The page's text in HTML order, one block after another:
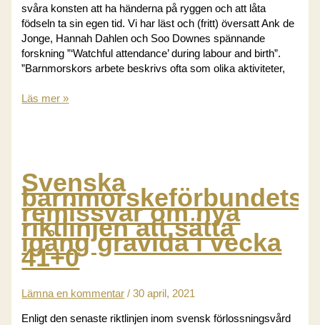
svåra konsten att ha händerna på ryggen och att låta
födseln ta sin egen tid. Vi har läst och (fritt) översatt Ank de
Jonge, Hannah Dahlen och Soo Downes spännande
forskning ”‘Watchful attendance’ during labour and birth”.
”Barnmorskors arbete beskrivs ofta som olika aktiviteter,
Barnmorskans
Läs mer »
Svenska
barnmorskeförbundets
remissvar om nya
riktlinjen att sätta
igång gravida i vecka
41+0
Lämna en kommentar /30 april, 2021
Enligt den senaste riktlinjen inom svensk förlossningsvård